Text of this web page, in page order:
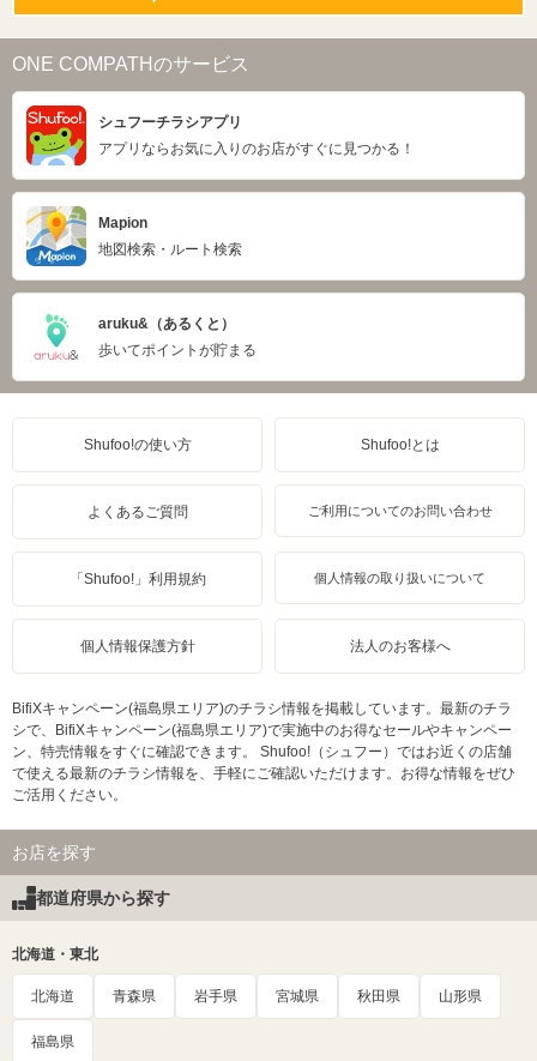
ONE COMPATHのサービス
シュフーチラシアプリ
アプリならお気に入りのお店がすぐに見つかる！
Mapion
地図検索・ルート検索
aruku&（あるくと）
歩いてポイントが貯まる
Shufoo!の使い方 Shufoo!とは
よくあるご質問 ご利用についてのお問い合わせ
「Shufoo!」利用規約 個人情報の取り扱いについて
個人情報保護方針 法人のお客様へ
BifiXキャンペーン(福島県エリア)のチラシ情報を掲載しています。最新のチラ
シで、BifiXキャンペーン(福島県エリア)で実施中のお得なセールやキャンペー
ン、特売情報をすぐに確認できます。 Shufoo!（シュフー）ではお近くの店舗
で使える最新のチラシ情報を、手軽にご確認いただけます。お得な情報をぜひ
ご活用ください。
お店を探す
都道府県から探す
北海道・東北
北海道 青森県 岩手県 宮城県 秋田県 山形県
福島県